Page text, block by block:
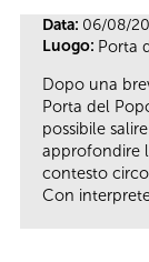
Data: 06/08/
Luogo: Porta
Dopo una
Porta del
possibile
approfondire
contesto
Con